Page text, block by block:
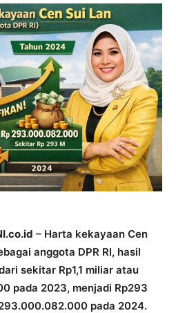
– Harta kekayaan Cen
anggota DPR RI, hasil
sekitar Rp1,1 miliar atau
pada 2023, menjadi Rp293
pada 2024.